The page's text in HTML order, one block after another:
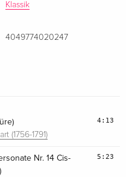
Klassik
4049774020247
(1756-1791)
4:13
Nr. 14 Cis-
5:23